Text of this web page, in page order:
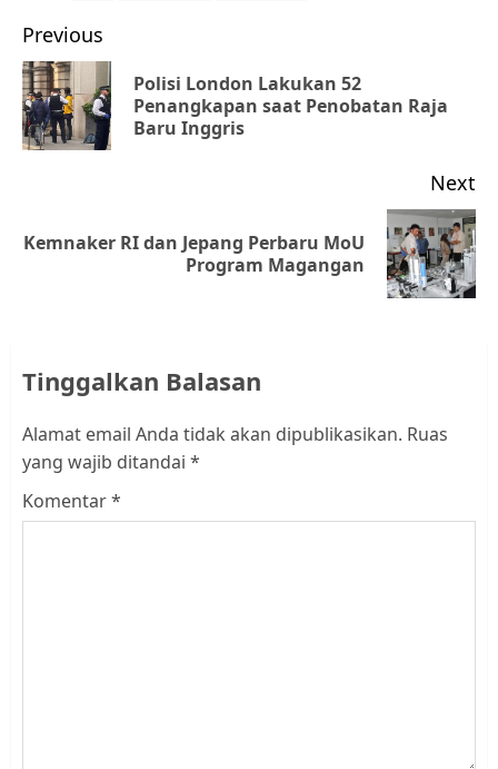
Post
navigation
Previous
Polisi London Lakukan 52
Penangkapan saat Penobatan Raja
Baru Inggris
Next
Next
Kemnaker RI dan Jepang Perbaru MoU
Program Magangan
Tinggalkan Balasan
Alamat email Anda tidak akan dipublikasikan. Ruas
yang wajib ditandai *
Komentar*